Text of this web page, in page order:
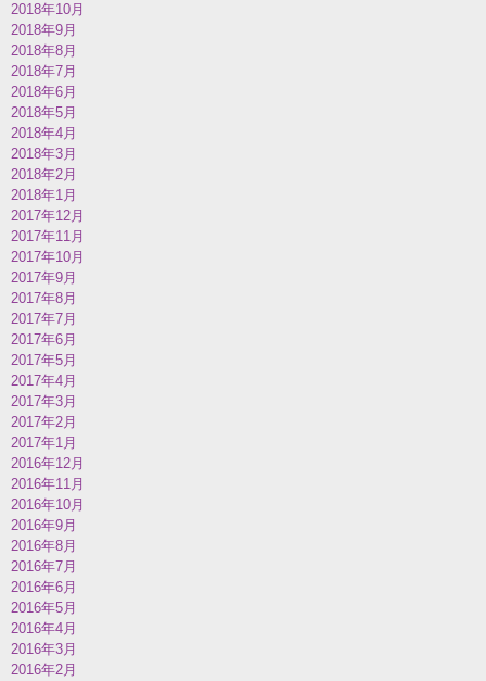
2018年10月
2018年9月
2018年8月
2018年7月
2018年6月
2018年5月
2018年4月
2018年3月
2018年2月
2018年1月
2017年12月
2017年11月
2017年10月
2017年9月
2017年8月
2017年7月
2017年6月
2017年5月
2017年4月
2017年3月
2017年2月
2017年1月
2016年12月
2016年11月
2016年10月
2016年9月
2016年8月
2016年7月
2016年6月
2016年5月
2016年4月
2016年3月
2016年2月